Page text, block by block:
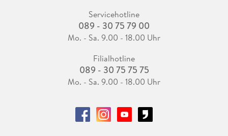
Servicehotline
089 - 30 75 79 00
Mo. - Sa. 9.00 - 18.00 Uhr
Filialhotline
089 - 30 75 75 75
Mo. - Sa. 9.00 - 18.00 Uhr